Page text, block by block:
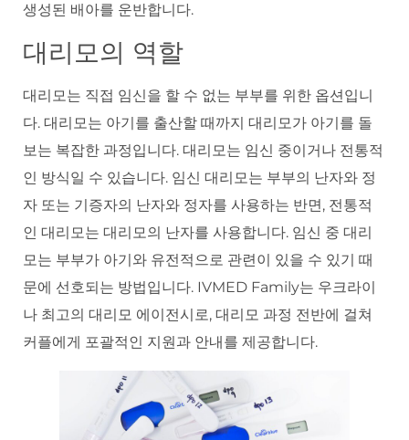
생성된 배아를 운반합니다.
대리모의 역할
대리모는 직접 임신을 할 수 없는 부부를 위한 옵션입니
다. 대리모는 아기를 출산할 때까지 대리모가 아기를 돌
보는 복잡한 과정입니다. 대리모는 임신 중이거나 전통적
인 방식일 수 있습니다. 임신 대리모는 부부의 난자와 정
자 또는 기증자의 난자와 정자를 사용하는 반면, 전통적
인 대리모는 대리모의 난자를 사용합니다. 임신 중 대리
모는 부부가 아기와 유전적으로 관련이 있을 수 있기 때
문에 선호되는 방법입니다. IVMED Family는 우크라이
나 최고의 대리모 에이전시로, 대리모 과정 전반에 걸쳐
커플에게 포괄적인 지원과 안내를 제공합니다.